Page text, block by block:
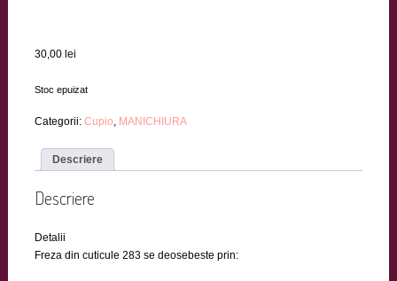
30,00 lei
Stoc epuizat
Categorii: Cupio, MANICHIURA
Descriere
Descriere
Detalii
Freza din cuticule 283 se deosebeste prin: